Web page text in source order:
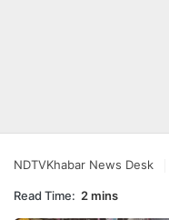
NDTVKhabar News Desk
Read Time: 2 mins